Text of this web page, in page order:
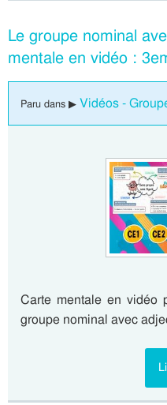
Le groupe nominal
mentale en vidéo :
Paru dans ▶ Vidéos -
Carte mentale en vidéo
groupe nominal avec